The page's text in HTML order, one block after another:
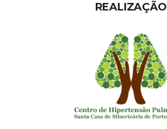
REALIZAÇÃO